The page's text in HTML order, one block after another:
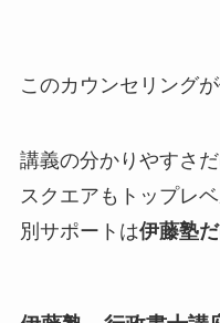
このカウンセリング
講義の分かりやすさ
スクエアもトップレ
別サポートは伊藤塾